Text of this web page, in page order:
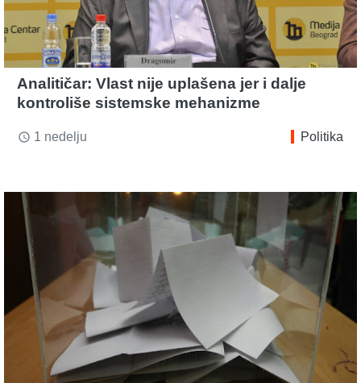
Analitičar: Vlast nije uplašena jer i dalje
kontroliše sistemske mehanizme
access_time 1 nedelju Politika